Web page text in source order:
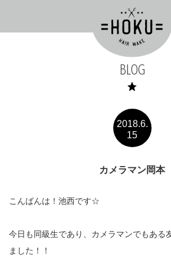
BLOG
2018.6.
15
カメラマン岡本
こんばんは！池西です☆
今日も同級生であり、カメラマンでもある
ました！！